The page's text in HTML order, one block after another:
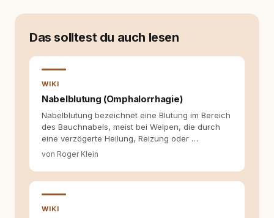
moderner Hundeerziehung
entsteht echte Bindung dort, wo Verständnis
Wissen ersetzt – nicht umgekehrt. Aus dieser
Hundehalter:innen in Deutschland, Österreich
und der Schweiz. Meine Überzeugung:
Tierschutz beginnt mit Wissen. Wer seinen
Hund versteht, trifft bessere Entscheidungen –
für ein Zusammenleben, das beiden guttut.
Das solltest du auch lesen
WIKI
Nabelblutung (Omphalorrhagie)
Nabelblutung bezeichnet eine Blutung im Bereich
des Bauchnabels, meist bei Welpen, die durch
eine verzögerte Heilung, Reizung oder …
von Roger Klein
WIKI